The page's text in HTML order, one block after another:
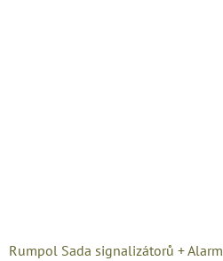
Rumpol Sada signalizátorů + Alarm